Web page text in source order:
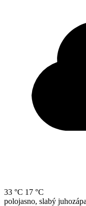
33 °C 17 °C
polojasno, slabý